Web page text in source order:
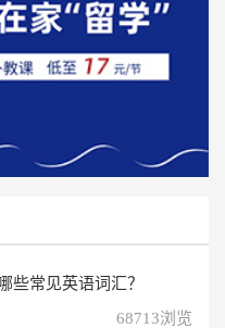
些常见英语词汇？
68713浏览